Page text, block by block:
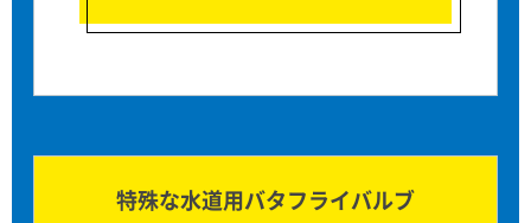
特殊な水道用バタフライバルブ